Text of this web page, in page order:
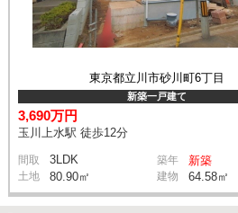
東京都立川市砂川町6丁目
新築一戸建て
3,690万円
玉川上水駅 徒歩12分
間取 3LDK 築年 新築
土地 80.90㎡ 建物 64.58㎡